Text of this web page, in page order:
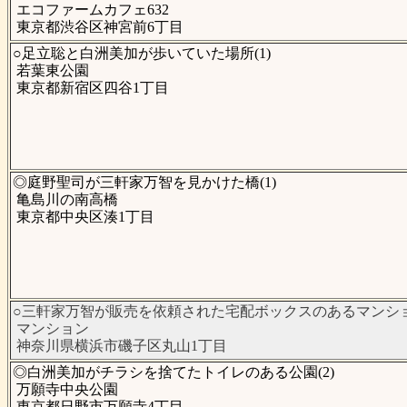
エコファームカフェ632
東京都渋谷区神宮前6丁目
○足立聡と白洲美加が歩いていた場所(1)
若葉東公園
東京都新宿区四谷1丁目
◎庭野聖司が三軒家万智を見かけた橋(1)
亀島川の南高橋
東京都中央区湊1丁目
○三軒家万智が販売を依頼された宅配ボックスのあるマンシ
マンション
神奈川県横浜市磯子区丸山1丁目
◎白洲美加がチラシを捨てたトイレのある公園(2)
万願寺中央公園